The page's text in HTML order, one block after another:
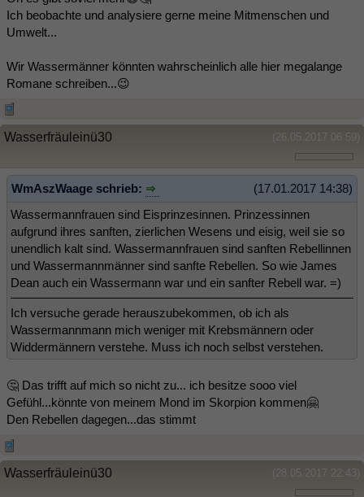
Ich beobachte und analysiere gerne meine Mitmenschen und
Umwelt...
Wir Wassermänner könnten wahrscheinlich alle hier megalange
Romane schreiben...😉
(26.05.2017 06:59)
Wasserfräuleinü30
(17.01.2017 14:38)
WmAszWaage schrieb:
Wassermannfrauen sind Eisprinzesinnen. Prinzessinnen
aufgrund ihres sanften, zierlichen Wesens und eisig, weil sie so
unendlich kalt sind. Wassermannfrauen sind sanften Rebellinnen
und Wassermannmänner sind sanfte Rebellen. So wie James
Dean auch ein Wassermann war und ein sanfter Rebell war. =)
Ich versuche gerade herauszubekommen, ob ich als
Wassermannmann mich weniger mit Krebsmännern oder
Widdermännern verstehe. Muss ich noch selbst verstehen.
🤔 Das trifft auf mich so nicht zu... ich besitze sooo viel
Gefühl...könnte von meinem Mond im Skorpion kommen🤗
Den Rebellen dagegen...das stimmt
(28.05.2017 22:43)
Wasserfräuleinü30